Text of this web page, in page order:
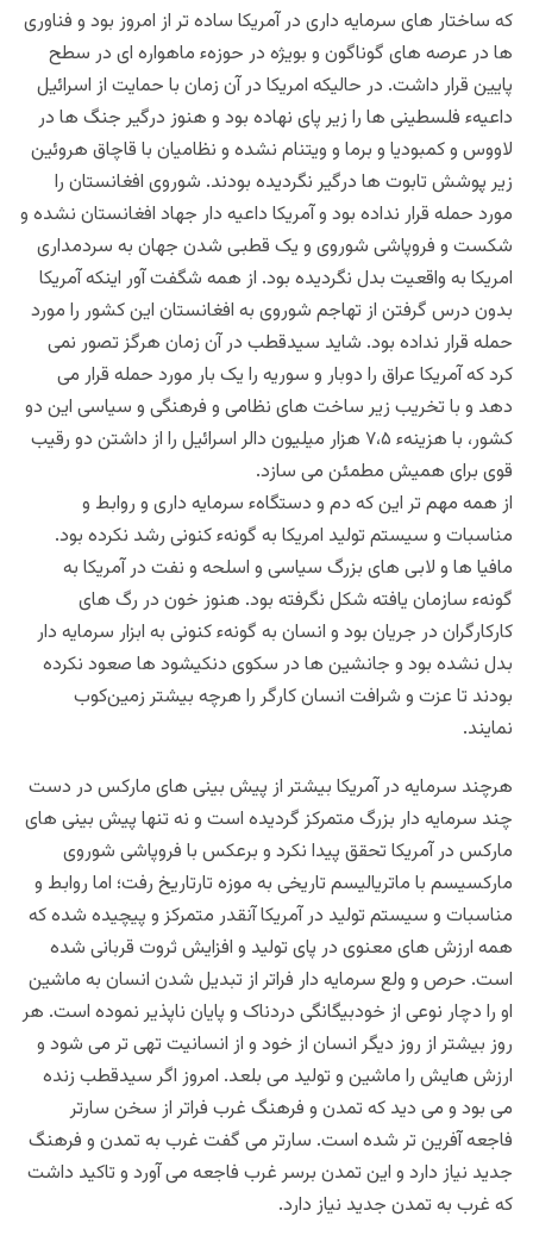
که ساختار های سرمایه داری در آمریکا ساده تر از امروز بود و فناوری
ها در عرصه های گوناگون و بویژه در حوزهء ماهواره ای در سطح
پایین قرار داشت. در حالیکه امریکا در آن زمان با حمایت از اسرائیل
داعیهء فلسطینی ها را زیر پای نهاده بود و هنوز درگیر جنگ ها در
لاووس و کمبودیا و برما و ویتنام نشده و نظامیان با قاچاق هروئین
زیر پوشش تابوت ها درگیر نگردیده بودند. شوروی افغانستان را
مورد حمله قرار نداده بود و آمریکا داعیه دار جهاد افغانستان نشده و
شکست و فروپاشی شوروی و یک قطبی شدن جهان به سردمداری
امریکا به واقعیت بدل نگردیده بود. از همه شگفت آور اینکه آمریکا
بدون درس گرفتن از تهاجم شوروی به افغانستان این کشور را مورد
حمله قرار نداده بود. شاید سیدقطب در آن زمان هرگز تصور نمی
کرد که آمریکا عراق را دوبار و سوریه را یک بار مورد حمله قرار می
دهد و با تخریب زیر ساخت های نظامی و فرهنگی و سیاسی این دو
کشور، با هزینهء ۷،۵ هزار میلیون دالر اسرائیل را از داشتن دو رقیب
قوی برای همیش مطمئن می سازد.
از همه مهم تر این که دم و دستگاهء سرمایه داری و روابط و
مناسبات و سیستم تولید امریکا به گونهء کنونی رشد نکرده بود.
مافیا ها و لابی های بزرگ سیاسی و اسلحه و نفت در آمریکا به
گونهء سازمان یافته شکل نگرفته بود. هنوز خون در رگ های
کارکارگران در جریان بود و انسان به گونهء کنونی به ابزار سرمایه دار
بدل نشده بود و جانشین ها در سکوی دنکیشود ها صعود نکرده
بودند تا عزت و شرافت انسان کارگر را هرچه بیشتر زمین‌کوب
نمایند.
هرچند سرمایه در آمریکا بیشتر از پیش بینی های مارکس در دست
چند سرمایه دار بزرگ متمرکز گردیده است و نه تنها پیش بینی های
مارکس در آمریکا تحقق پیدا نکرد و برعکس با فروپاشی شوروی
مارکسیسم با ماتریالیسم تاریخی به موزه تارتاریخ رفت؛ اما روابط و
مناسبات و سیستم تولید در آمریکا آنقدر متمرکز و پیچیده شده که
همه ارزش های معنوی در پای تولید و افزایش ثروت قربانی شده
است. حرص و ولع سرمایه دار فراتر از تبدیل شدن انسان به ماشین
او را دچار نوعی از خودبیگانگی دردناک و پایان ناپذیر نموده است. هر
روز بیشتر از روز دیگر انسان از خود و از انسانیت تهی تر می شود و
ارزش هایش را ماشین و تولید می بلعد. امروز اگر سیدقطب زنده
می بود و می دید که تمدن و فرهنگ غرب فراتر از سخن سارتر
فاجعه آفرین تر شده است. سارتر می گفت غرب به تمدن و فرهنگ
جدید نیاز دارد و این تمدن برسر غرب فاجعه می آورد و تاکید داشت
که غرب به تمدن جدید نیاز دارد.